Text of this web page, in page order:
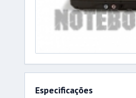
Especificações